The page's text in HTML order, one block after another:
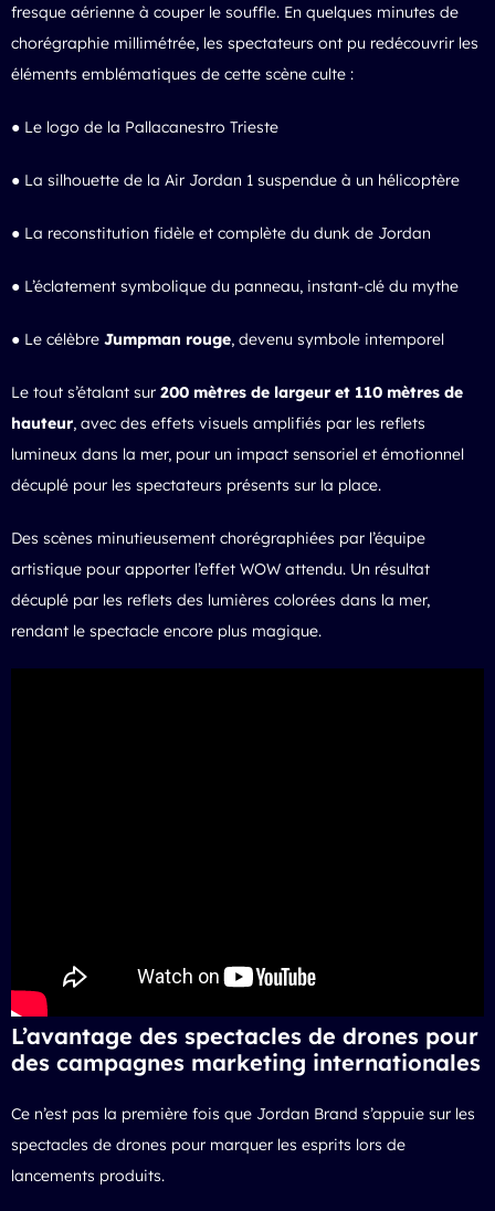
fresque aérienne à couper le souffle. En quelques minutes de
chorégraphie millimétrée, les spectateurs ont pu redécouvrir les
éléments emblématiques de cette scène culte :
● Le logo de la Pallacanestro Trieste
● La silhouette de la Air Jordan 1 suspendue à un hélicoptère
● La reconstitution fidèle et complète du dunk de Jordan
● L’éclatement symbolique du panneau, instant-clé du mythe
● Le célèbre Jumpman rouge, devenu symbole intemporel
Le tout s’étalant sur 200 mètres de largeur et 110 mètres de
hauteur, avec des effets visuels amplifiés par les reflets
lumineux dans la mer, pour un impact sensoriel et émotionnel
décuplé pour les spectateurs présents sur la place.
Des scènes minutieusement chorégraphiées par l’équipe
artistique pour apporter l’effet WOW attendu. Un résultat
décuplé par les reflets des lumières colorées dans la mer,
rendant le spectacle encore plus magique.
L’avantage des spectacles de drones pour
des campagnes marketing internationales
Ce n’est pas la première fois que Jordan Brand s’appuie sur les
spectacles de drones pour marquer les esprits lors de
lancements produits.